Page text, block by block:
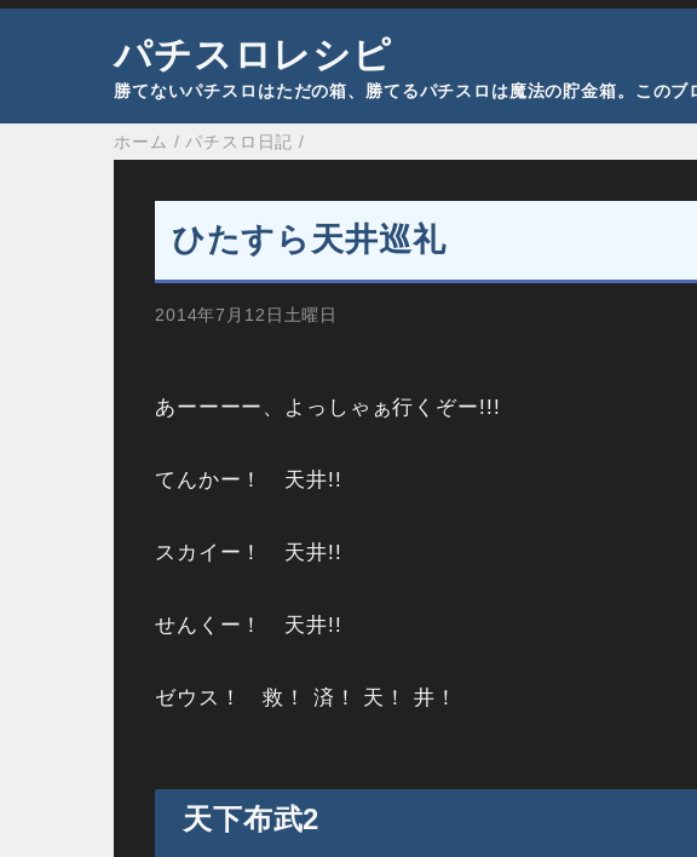
パチスロレシピ
勝てないパチスロはただの箱、勝てるパチスロは魔法の貯金箱。このブ
ホーム / パチスロ日記 /
ひたすら天井巡礼
2014年7月12日土曜日
あーーーー、よっしゃぁ行くぞー!!!
てんかー！ 天井!!
スカイー！ 天井!!
せんくー！ 天井!!
ゼウス！ 救！ 済！ 天！ 井！
天下布武2